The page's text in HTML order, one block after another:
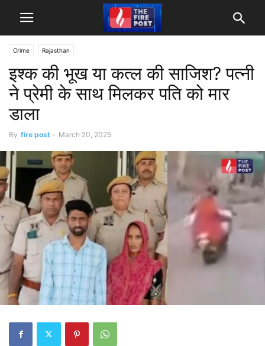
Crime Rajasthan
इश्क की भूख या कत्ल की साजिश? पत्नी
ने प्रेमी के साथ मिलकर पति को मार
डाला
By fire post - March 20, 2025